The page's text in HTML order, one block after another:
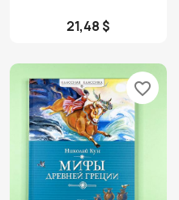
21,48 $
favorite_border